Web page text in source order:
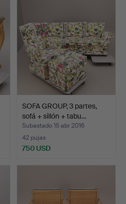
SOFA GROUP, 3 partes,
sofá + sillón + tabu…
Subastado 15 abr 2016
42 pujas
750 USD